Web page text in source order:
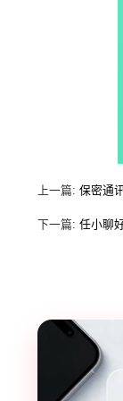
上一篇: 保密通
下一篇: 任小聊